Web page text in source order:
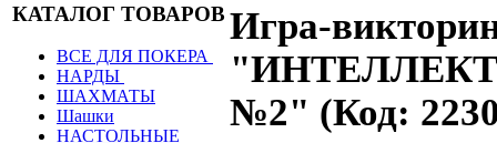
КАТАЛОГ ТОВАРОВ
ВСЕ ДЛЯ ПОКЕРА
НАРДЫ
ШАХМАТЫ
Шашки
НАСТОЛЬНЫЕ
Игра-
№2" (Код: